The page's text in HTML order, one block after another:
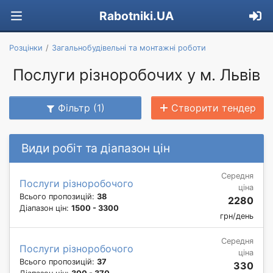
Rabotniki.UA
Розцінки Загальнобудівельні та монтажні роботи
Послуги різноробочих у м. Львів
Фільтр (1) Створити тендер
Види робіт та діапазон цін
Послуги різноробочого
Всього пропозицій: 38
Діапазон цін: 1500 - 3300
Середня
ціна
2280
грн/день
Послуги різноробочого
Всього пропозицій: 37
Середня
ціна
330